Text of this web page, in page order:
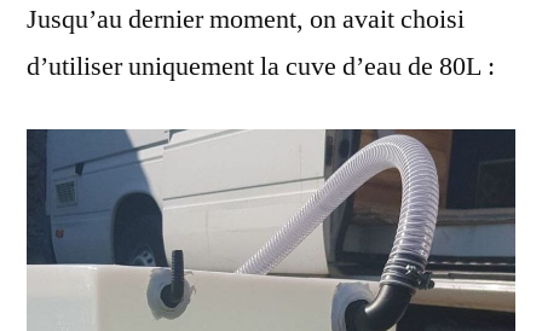
Jusqu’au dernier moment, on avait choisi
d’utiliser uniquement la cuve d’eau de 80L :